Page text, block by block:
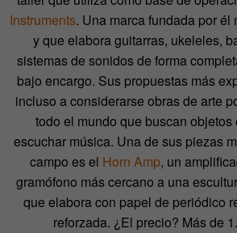
Instruments. Una marca fundada por él
y que elabora guitarras, ukeleles,
sistemas de sonidos de forma
bajo encargo. Sus propuestas más
incluso a considerarse obras de arte
todo el mundo que buscan
escuchar música. Una de sus piezas
campo es el Horn Amp, un
gramófono más cercano a una
que elabora con papel de periódico
reforzada. ¿El precio? Más de